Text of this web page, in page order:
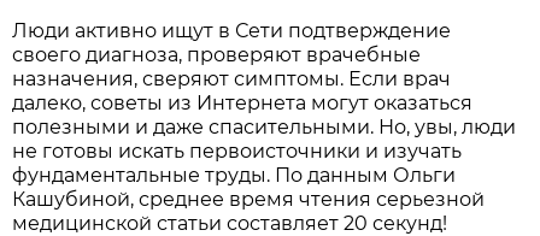
Люди активно ищут в Сети подтверждение
своего диагноза, проверяют врачебные
назначения, сверяют симптомы. Если врач
далеко, советы из Интернета могут оказаться
полезными и даже спасительными. Но, увы, люди
не готовы искать первоисточники и изучать
фундаментальные труды. По данным Ольги
Кашубиной, среднее время чтения серьезной
медицинской статьи составляет 20 секунд!